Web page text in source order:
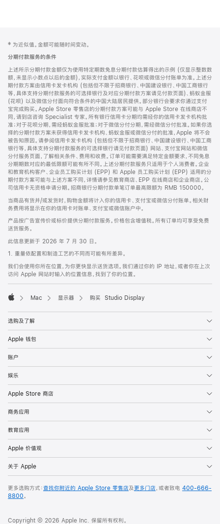
页
页
脚
注
‡ 为近似值。金额可能随时间变动。
分期付款服务的条件
上述所示分期付款金额仅为使用特定期数免息分期付款估算得出的示例 (仅显示整数数
额，未显示小数点以后的金额)，实际支付金额以银行、花呗或微信分付账单为准。上述分
期付款方案由信用卡发卡机构 (包括但不限于招商银行、中国建设银行、中国工商银行
等，具体支持分期付款服务的可选择银行及对应分期付款方案请见付款页面)、蚂蚁金服
(花呗) 以及微信分付面向符合条件的中国大陆居民提供。部分银行会要求你通过支付
宝完成购买。Apple Store 零售店的分期付款方案可能与 Apple Store 在线商店不
同，请到店咨询 Specialist 专家。所有银行信用卡分期均需经你的信用卡发卡机构批
准；对于花呗分期，需经蚂蚁金服批准；对于微信分付分期，需经微信分付批准。如果你选
择的分期付款方案未获得信用卡发卡机构、蚂蚁金服或微信分付的批准，Apple 将不会
被告知原因。请参阅信用卡发卡机构 (包括但不限于招商银行、中国建设银行、中国工商
银行等，具体支持分期付款服务的可选择银行请见付款页面) 网站、支付宝网站和微信
分付服务页面，了解相关条件、费用和收费。订单可能需要满足特定金额要求，不同免息
分期期数对应的最低限额可能有所不同。上述分期付款服务只适用于个人消费者。企业
和教育机构客户、企业员工购买计划 (EPP) 和 Apple 员工购买计划 (EPP) 适用的分
期付款方案可能与上述方案不同，详情请参见教育商店、EPP 在线商店和企业商店。公
司信用卡无资格申请分期。招商银行分期付款单笔订单最高限额为 RMB 150000。
当商品有货并/或发货时，购物金额将计入你的信用卡、支付宝或微信分付账单。相关财
务费用将显示在你的信用卡对账单、支付宝或微信账户中。
产品按广告宣传价或标价提供分期付款服务。价格包含增值税。所有订单均可享受免费
送货服务。
此信息更新于 2026 年 7 月 30 日。
1. 重量依配置和制造工艺的不同而可能有所差异。
我们会使用你所在位置，为你更快显示送货选项。我们通过你的 IP 地址，或者你在上次
访问 Apple 网站时输入的位置信息，找到了你的位置。
Mac 显示器 购买 Studio Display
选购及了解
Apple 钱包
账户
娱乐
Apple Store 商店
商务应用
教育应用
Apple 价值观
关于 Apple
更多选购方式：查找你附近的 Apple Store 零售店及更多门店，或者致电 400-666-
8800。
Copyright © 2026 Apple Inc. 保留所有权利。